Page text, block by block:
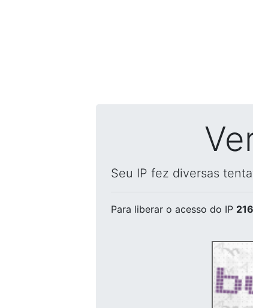
Seu IP fez diversas
Para liberar o acesso do IP